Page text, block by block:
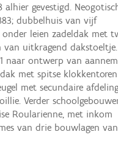
alhier gevestigd.
dubbelhuis van vijf
leien zadeldak met
uitkragend dakstoeltje.
naar ontwerp van
met spitse
met secundaire
Verder
Roularienne, met inkom
van drie bouwlagen